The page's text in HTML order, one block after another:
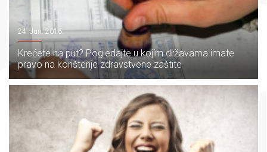
24. Jun. 2016.
Krećete na put? Pogledajte u kojim državama imate
pravo na korištenje zdravstvene zaštite